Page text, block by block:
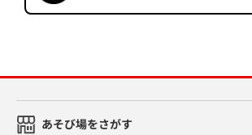
あそび場をさがす